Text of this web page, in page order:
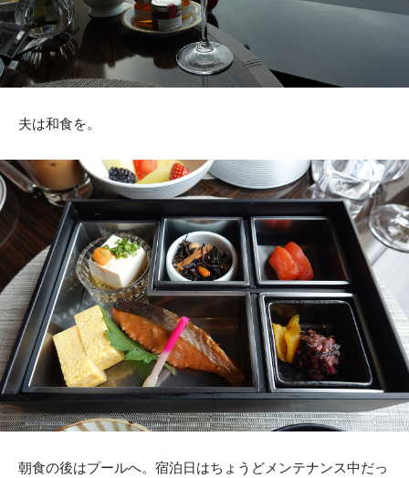
夫は和食を。
朝食の後はプールへ。宿泊日はちょうどメンテナンス中だっ